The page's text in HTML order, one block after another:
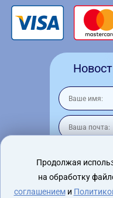
Я согласен
Продолжая
на обработку
соглашениеми